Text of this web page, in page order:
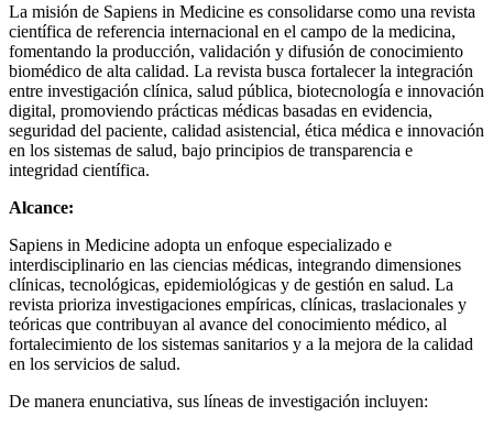
La misión de Sapiens in Medicine es consolidarse como una revista
científica de referencia internacional en el campo de la medicina,
fomentando la producción, validación y difusión de conocimiento
biomédico de alta calidad. La revista busca fortalecer la integración
entre investigación clínica, salud pública, biotecnología e innovación
digital, promoviendo prácticas médicas basadas en evidencia,
seguridad del paciente, calidad asistencial, ética médica e innovación
en los sistemas de salud, bajo principios de transparencia e
integridad científica.
Alcance:
Sapiens in Medicine adopta un enfoque especializado e
interdisciplinario en las ciencias médicas, integrando dimensiones
clínicas, tecnológicas, epidemiológicas y de gestión en salud. La
revista prioriza investigaciones empíricas, clínicas, traslacionales y
teóricas que contribuyan al avance del conocimiento médico, al
fortalecimiento de los sistemas sanitarios y a la mejora de la calidad
en los servicios de salud.
De manera enunciativa, sus líneas de investigación incluyen: